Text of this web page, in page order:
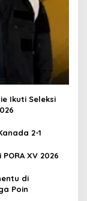
Ikuti Seleksi
2-1
XV 2026
di
Poin